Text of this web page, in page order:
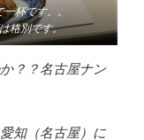
杯です。。
別です。
？？名古屋ナン
知（名古屋）に